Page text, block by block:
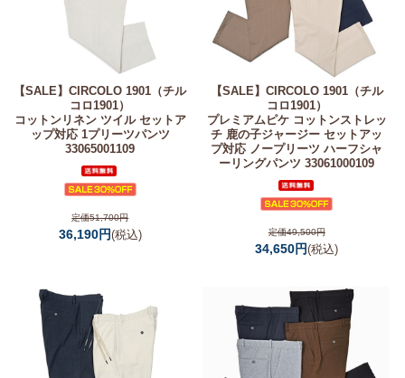
【SALE】CIRCOLO 1901（チル
コロ1901）
コットンリネン ツイル セットア
ップ対応 1プリーツパンツ
33065001109
定価51,700円
36,190円(税込)
【SALE】 CIRCOLO 1901（チル
コロ1901）
プレミアムピケ コットンストレッ
チ 鹿の子ジャージー セットアッ
プ対応 ノープリーツ ハーフシャ
ーリングパンツ 33061000109
定価49,500円
34,650円(税込)